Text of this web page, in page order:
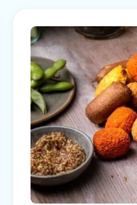
over performance […]